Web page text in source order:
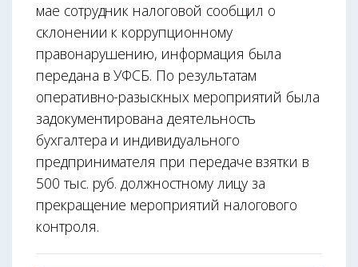
мае сотрудник налоговой сообщил о
склонении к коррупционному
правонарушению, информация была
передана в УФСБ. По результатам
оперативно-разыскных мероприятий была
задокументирована деятельность
бухгалтера и индивидуального
предпринимателя при передаче взятки в
500 тыс. руб. должностному лицу за
прекращение мероприятий налогового
контроля.